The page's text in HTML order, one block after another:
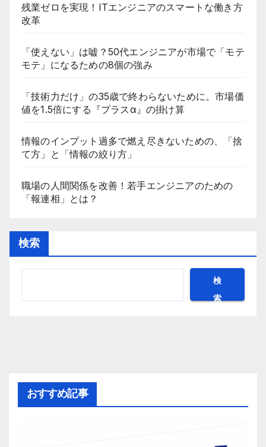
残業ゼロを実現！ITエンジニアのスマートな働き方
改革
「使えない」は嘘？50代エンジニアが市場で「モテ
モテ」になるための8個の強み
「技術力だけ」の35歳で終わらないために。市場価
値を1.5倍にする『プラスα』の掛け算
情報のインプット過多で燃え尽きないための、「捨
て方」と「情報の絞り方」
職場の人間関係を改善！若手エンジニアのための
「報連相」とは？
検索
検
索
おすすめ記事